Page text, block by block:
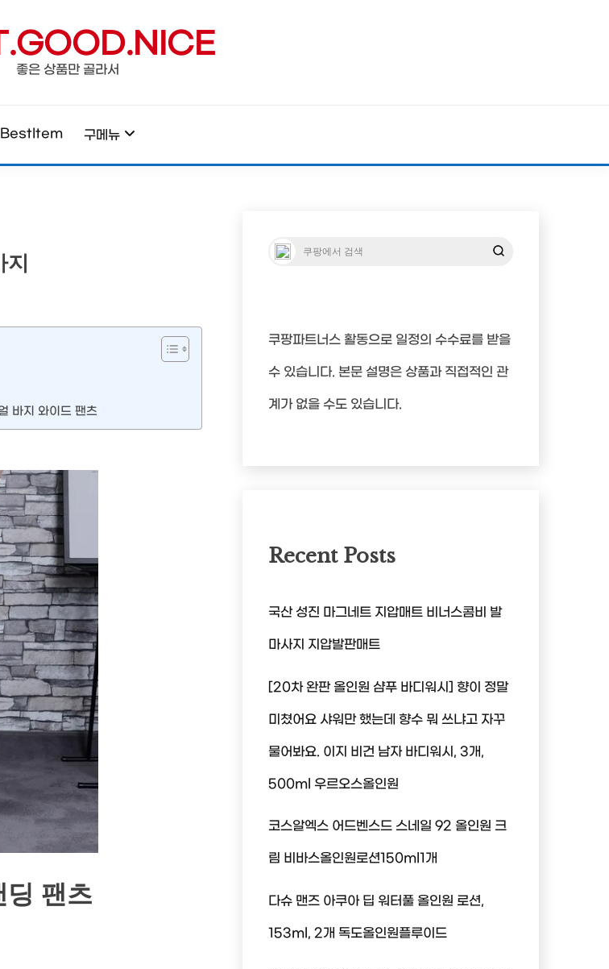
좋은 상품만 골라서
BestItem 구메뉴
지
바지 와이드 팬츠
팬츠
쿠팡파트너스 활동으로 일정의 수수료를 받을
수 있습니다. 본문 설명은 상품과 직접적인 관
계가 없을 수도 있습니다.
Recent Posts
국산 성진 마그네트 지압매트 비너스콤비 발
마사지 지압발판매트
[20차 완판 올인원 샴푸 바디워시] 향이 정말
미쳤어요 샤워만 했는데 향수 뭐 쓰냐고 자꾸
물어봐요. 이지 비건 남자 바디워시, 3개,
500ml 우르오스올인원
코스알엑스 어드벤스드 스네일 92 올인원 크
림 비바스올인원로션150ml1개
다슈 맨즈 아쿠아 딥 워터풀 올인원 로션,
153ml, 2개 독도올인원플루이드